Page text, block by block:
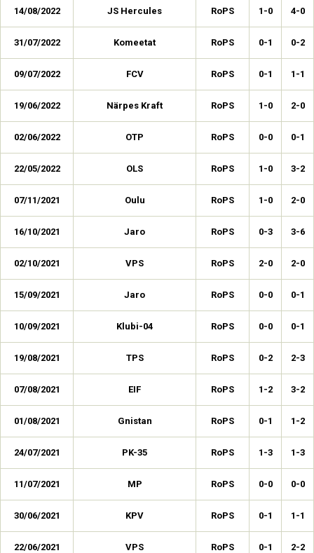
14/08/2022 JS Hercules RoPS 1-0 4-0
31/07/2022 Komeetat RoPS 0-1 0-2
09/07/2022 FCV RoPS 0-1 1-1
19/06/2022 Närpes Kraft RoPS 1-0 2-0
02/06/2022 OTP RoPS 0-0 0-1
22/05/2022 OLS RoPS 1-0 3-2
07/11/2021 Oulu RoPS 1-0 2-0
16/10/2021 Jaro RoPS 0-3 3-6
02/10/2021 VPS RoPS 2-0 2-0
15/09/2021 Jaro RoPS 0-0 0-1
10/09/2021 Klubi-04 RoPS 0-0 0-1
19/08/2021 TPS RoPS 0-2 2-3
07/08/2021 EIF RoPS 1-2 3-2
01/08/2021 Gnistan RoPS 0-1 1-2
24/07/2021 PK-35 RoPS 1-3 1-3
11/07/2021 MP RoPS 0-0 0-0
30/06/2021 KPV RoPS 0-1 1-1
22/06/2021 VPS RoPS 0-1 2-2